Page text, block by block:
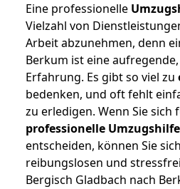
Eine professionelle
Vielzahl von
Arbeit abzunehmen, denn
Berkum ist eine
Erfahrung. Es gibt so viel zu
bedenken, und oft fehlt
zu erledigen. Wenn Sie sich
professionelle
entscheiden, können Sie
reibungslosen und
Bergisch Gladbach nach